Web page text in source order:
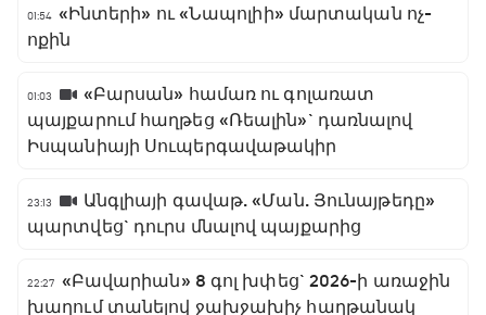
01:54 «Ինտերի» ու «Նապոլիի» մարտական ոչ-
ոքին
01:03
«Բարսան» համառ ու գոլառատ
պայքարում հաղթեց «Ռեալին»` դառնալով
Իսպանիայի Սուպերգավաթակիր
23:13
Անգլիայի գավաթ. «Ման. Յունայթեդը»
պարտվեց` դուրս մնալով պայքարից
22:27 «Բավարիան» 8 գոլ խփեց` 2026-ի առաջին
խաղում տանելով ջախջախիչ հաղթանակ